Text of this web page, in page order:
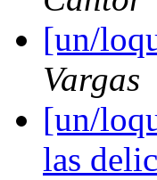
[un/
Vargas
[un/
las